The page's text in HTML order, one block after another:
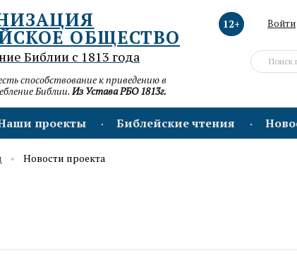
ОБЩЕСТВО
Библии с 1813 года
способствование к приведению в
Библии.Из Устава РБО 1813г.
12+ Войти
проекты Библейские чтения
Новости проекта